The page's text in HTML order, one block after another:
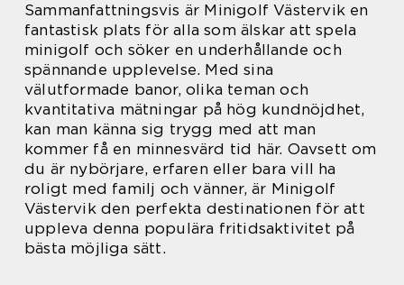
Sammanfattningsvis är Minigolf Västervik en
fantastisk plats för alla som älskar att spela
minigolf och söker en underhållande och
spännande upplevelse. Med sina
välutformade banor, olika teman och
kvantitativa mätningar på hög kundnöjdhet,
kan man känna sig trygg med att man
kommer få en minnesvärd tid här. Oavsett om
du är nybörjare, erfaren eller bara vill ha
roligt med familj och vänner, är Minigolf
Västervik den perfekta destinationen för att
uppleva denna populära fritidsaktivitet på
bästa möjliga sätt.